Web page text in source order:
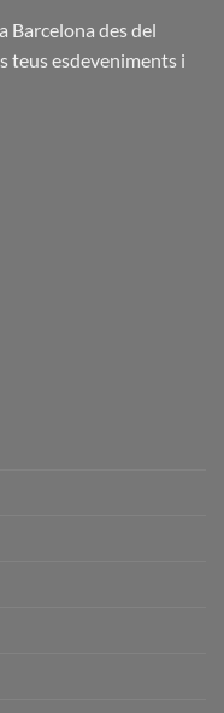
Barcelona des del
teus esdeveniments i